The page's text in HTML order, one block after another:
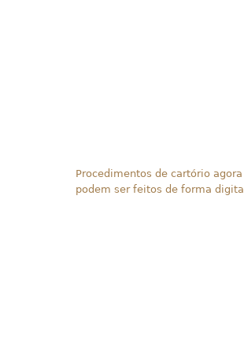
Procedimentos de cartório agora
podem ser feitos de forma digital